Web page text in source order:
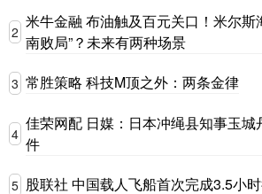
2
米牛金融 布油触及百元关口！米尔斯
南败局”？未来有两种场景
3 常胜策略 科技M顶之外：两条金律
4
佳荣网配 日媒：日本冲绳县知事玉城
件
5 股联社 中国载人飞船首次完成3.5小